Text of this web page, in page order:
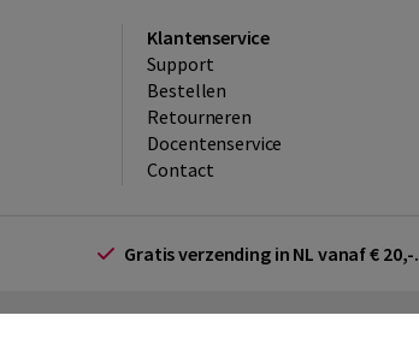
Klantenservice
Support
Bestellen
​Retourneren
Docentenservice
Contact
Gratis verzending in NL vanaf € 20,-.